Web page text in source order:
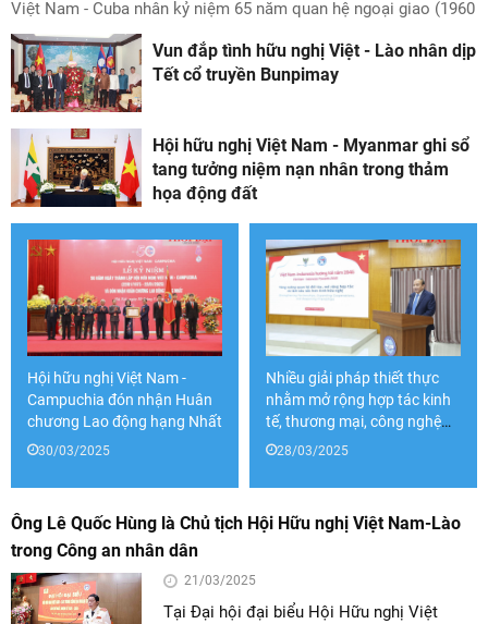
Việt Nam - Cuba nhân kỷ niệm 65 năm quan hệ ngoại giao (1960
- 2025) và 64 năm chiến thắng Giron (1961 - 2025).
Vun đắp tình hữu nghị Việt - Lào nhân dịp
Tết cổ truyền Bunpimay
Hội hữu nghị Việt Nam - Myanmar ghi sổ
tang tưởng niệm nạn nhân trong thảm
họa động đất
Hội hữu nghị Việt Nam -
Campuchia đón nhận Huân
chương Lao động hạng Nhất
30/03/2025
Nhiều giải pháp thiết thực
nhằm mở rộng hợp tác kinh
tế, thương mại, công nghệ
giữa Việt Nam và Indonesia
28/03/2025
Ông Lê Quốc Hùng là Chủ tịch Hội Hữu nghị Việt Nam-Lào
trong Công an nhân dân
21/03/2025
Tại Đại hội đại biểu Hội Hữu nghị Việt